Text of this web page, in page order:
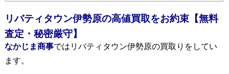
リバティタウン伊勢原の高値買取をお約束【無料
査定・秘密厳守】
なかじま商事ではリバティタウン伊勢原の買取りをしてい
ます。